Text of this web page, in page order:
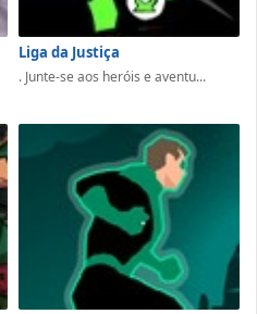
Liga da Justiça
. Junte-se aos heróis e aventu...